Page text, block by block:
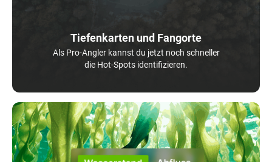
Tiefenkarten und Fangorte
Als Pro-Angler kannst du jetzt noch schneller
die Hot-Spots identifizieren.